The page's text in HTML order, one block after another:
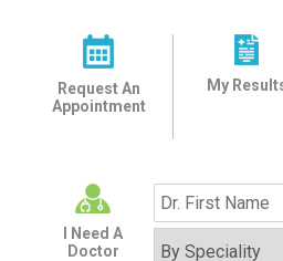
Request An
Appointment
My
I Need A
Doctor